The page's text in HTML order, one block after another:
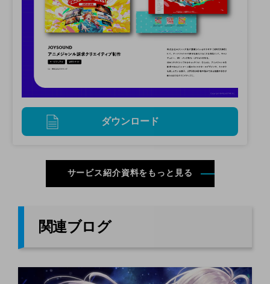
ダウンロード
サービス紹介資料をもっと見る
関連ブログ